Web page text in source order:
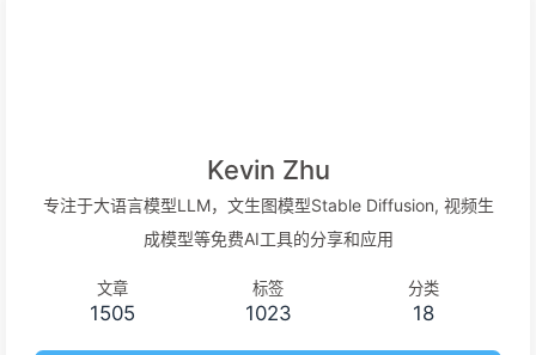
Kevin Zhu
专注于大语言模型LLM，文生图模型Stable Diffusion, 视频生
成模型等免费AI工具的分享和应用
文章
1505
标签
1023
分类
18